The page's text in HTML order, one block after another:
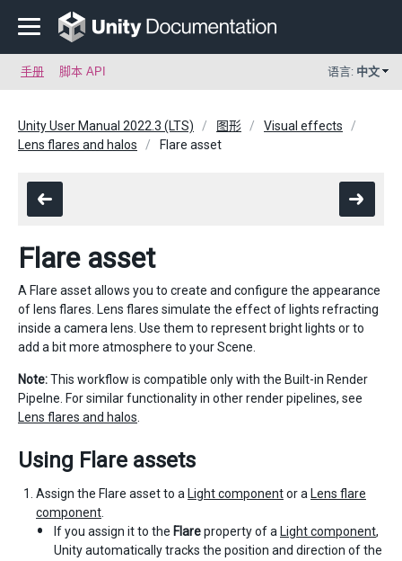
手册 脚本 API 语言: 中文
Unity User Manual 2022.3 (LTS) 图形
Visual effects
Lens flares and halos
Flare asset
Flare asset
A Flare asset allows you to create and configure the appearance
of lens flares. Lens flares simulate the effect of lights refracting
inside a camera lens. Use them to represent bright lights or to
add a bit more atmosphere to your Scene.
Note:This workflow is compatible only with the Built-in Render
Pipelne. For similar functionality in other render pipelines, see
Lens flares and halos
Using Flare assets
Assign the Flare asset to a Light componentor a Lens flare
component
If you assign it to the Flareproperty of a Light component,
Unity automatically tracks the position and direction of the